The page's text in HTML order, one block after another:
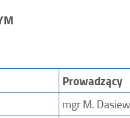
Prowadzący
mgr M.